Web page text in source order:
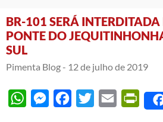
BR-101 SERÁ
PONTE DO
SUL
Pimenta Blog - 12 de julho de 2019
WhatsAppMessengerFacebook
Twitter Email